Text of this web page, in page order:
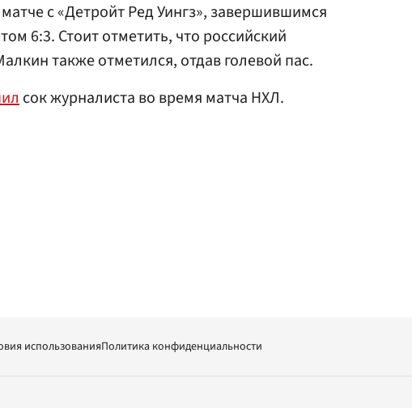
с «Детройт Ред Уингз», завершившимся
6:3. Стоит отметить, что российский
также отметился, отдав голевой пас.
сок журналиста во время матча НХЛ.
использованияПолитика конфиденциальности